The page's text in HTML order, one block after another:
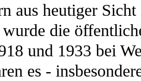
aus heutiger
die
und 1933 bei
es -